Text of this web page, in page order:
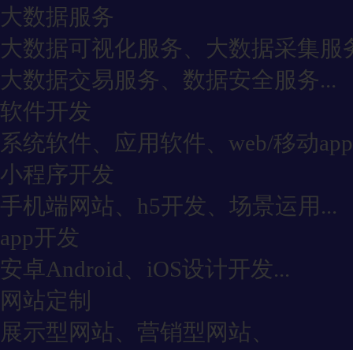
大数据服务
大数据可视化服务、大数据采集服
大数据交易服务、数据安全服务...
软件开发
系统软件、应用软件、web/移动
小程序开发
手机端网站、h5开发、场景运用...
app开发
安卓Android、iOS设计开发...
网站定制
展示型网站、营销型网站、